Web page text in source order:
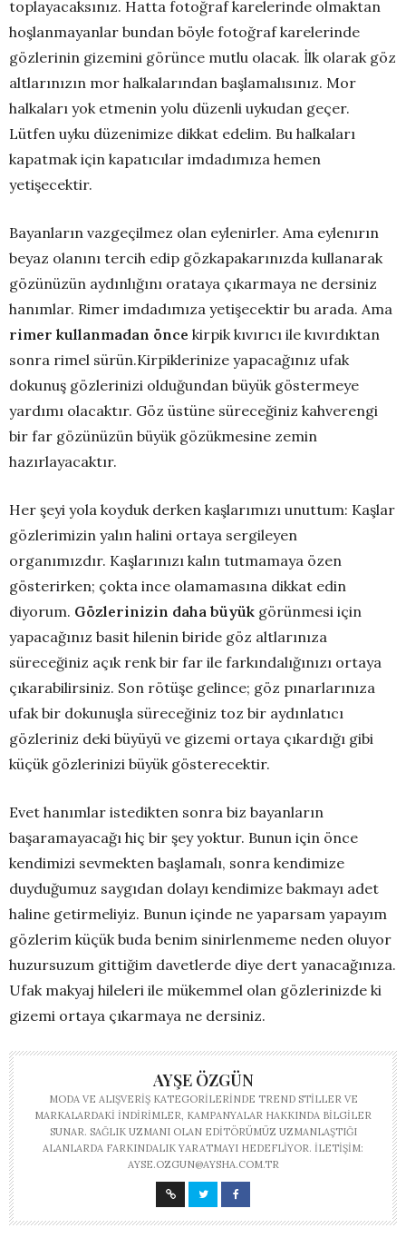
toplayacaksınız. Hatta fotoğraf karelerinde olmaktan
hoşlanmayanlar bundan böyle fotoğraf karelerinde
gözlerinin gizemini görünce mutlu olacak. İlk olarak göz
altlarınızın mor halkalarından başlamalısınız. Mor
halkaları yok etmenin yolu düzenli uykudan geçer.
Lütfen uyku düzenimize dikkat edelim. Bu halkaları
kapatmak için kapatıcılar imdadımıza hemen
yetişecektir.
Bayanların vazgeçilmez olan eylenirler. Ama eylenırın
beyaz olanını tercih edip gözkapakarınızda kullanarak
gözünüzün aydınlığını orataya çıkarmaya ne dersiniz
hanımlar. Rimer imdadımıza yetişecektir bu arada. Ama
rimer kullanmadan önce kirpik kıvırıcı ile kıvırdıktan
sonra rimel sürün.Kirpiklerinize yapacağınız ufak
dokunuş gözlerinizi olduğundan büyük göstermeye
yardımı olacaktır. Göz üstüne süreceğiniz kahverengi
bir far gözünüzün büyük gözükmesine zemin
hazırlayacaktır.
Her şeyi yola koyduk derken kaşlarımızı unuttum: Kaşlar
gözlerimizin yalın halini ortaya sergileyen
organımızdır. Kaşlarınızı kalın tutmamaya özen
gösterirken; çokta ince olamamasına dikkat edin
diyorum. Gözlerinizin daha büyük görünmesi için
yapacağınız basit hilenin biride göz altlarınıza
süreceğiniz açık renk bir far ile farkındalığınızı ortaya
çıkarabilirsiniz. Son rötüşe gelince; göz pınarlarınıza
ufak bir dokunuşla süreceğiniz toz bir aydınlatıcı
gözleriniz deki büyüyü ve gizemi ortaya çıkardığı gibi
küçük gözlerinizi büyük gösterecektir.
Evet hanımlar istedikten sonra biz bayanların
başaramayacağı hiç bir şey yoktur. Bunun için önce
kendimizi sevmekten başlamalı, sonra kendimize
duyduğumuz saygıdan dolayı kendimize bakmayı adet
haline getirmeliyiz. Bunun içinde ne yaparsam yapayım
gözlerim küçük buda benim sinirlenmeme neden oluyor
huzursuzum gittiğim davetlerde diye dert yanacağınıza.
Ufak makyaj hileleri ile mükemmel olan gözlerinizde ki
gizemi ortaya çıkarmaya ne dersiniz.
AYŞE ÖZGÜN
MODA VE ALIŞVERIŞ KATEGORILERINDE TREND STILLER VE
MARKALARDAKI INDIRIMLER, KAMPANYALAR HAKKINDA BILGILER
SUNAR. SAĞLIK UZMANI OLAN EDITÖRÜMÜZ UZMANLAŞTIĞI
ALANLARDA FARKINDALIK YARATMAYI HEDEFLIYOR. İLETIŞIM:
AYSE.OZGUN@AYSHA.COM.TR